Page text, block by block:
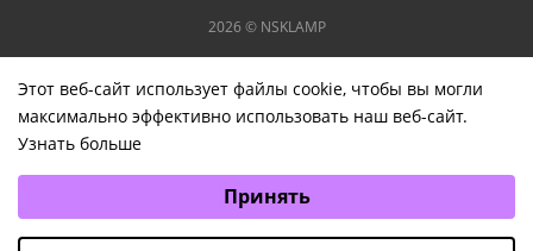
2026 © NSKLAMP
Этот веб-сайт использует файлы cookie, чтобы вы могли
максимально эффективно использовать наш веб-сайт.
Узнать больше
Аналитические/Функциональные
Принять